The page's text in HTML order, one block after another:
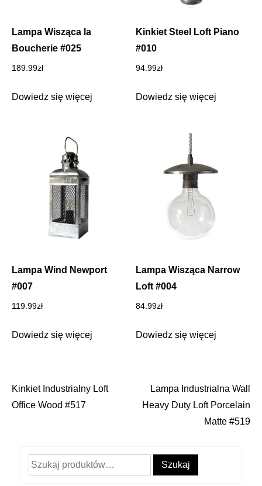
Lampa Wisząca la
Boucherie #025
189.99zł
Dowiedz się więcej
Kinkiet Steel Loft Piano
#010
94.99zł
Dowiedz się więcej
Lampa Wind Newport
#007
119.99zł
Dowiedz się więcej
Lampa Wisząca Narrow
Loft #004
84.99zł
Dowiedz się więcej
Nawigacja
Kinkiet Industrialny Loft
Office Wood #517
Lampa Industrialna Wall
Heavy Duty Loft Porcelain
Matte #519
Szukaj: Szukaj